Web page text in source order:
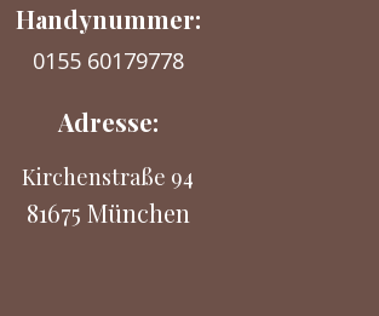
Handynummer:
0155 60179778
Adresse:
Kirchenstraße 94
81675 München